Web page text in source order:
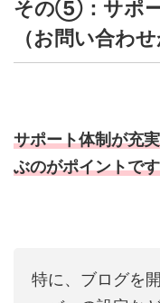
その⑤：サポ
（お問い合わ
サポート体制が充
ぶのがポイントで
特に、ブログを